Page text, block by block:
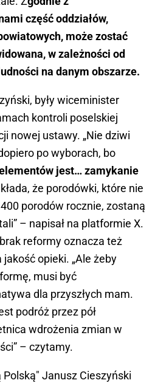
część oddziałów,
może zostać
w zależności od
na danym obszarze.
były wiceminister
kontroli poselskiej
nowej ustawy. „Nie dziwi
po wyborach, bo
jest… zamykanie
że porodówki, które nie
porodów rocznie, zostaną
– napisał na platformie X.
reformy oznacza też
opieki. „Ale żeby
musi być
dla przyszłych mam.
podróż przez pół
wdrożenia zmian w
– czytamy.
Janusz Cieszyński